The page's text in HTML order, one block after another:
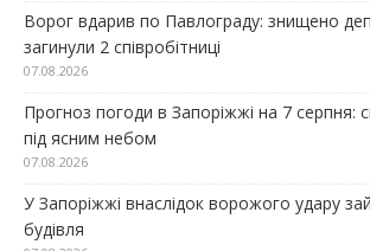
Ворог вдарив по Павлограду: знищено
загинули 2 співробітниці
07.08.2026
Прогноз погоди в Запоріжжі на 7 серпня:
під ясним небом
07.08.2026
У Запоріжжі внаслідок ворожого удару
будівля